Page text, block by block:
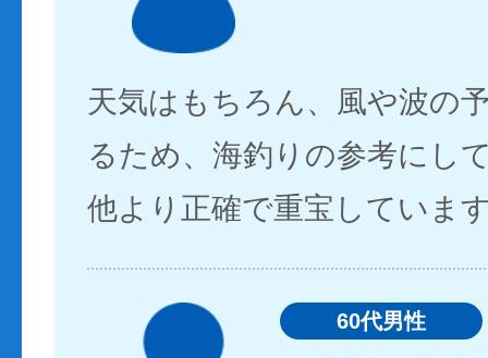
天気はもちろん、風や波の
るため、海釣りの参考にし
他より正確で重宝していま
60代男性